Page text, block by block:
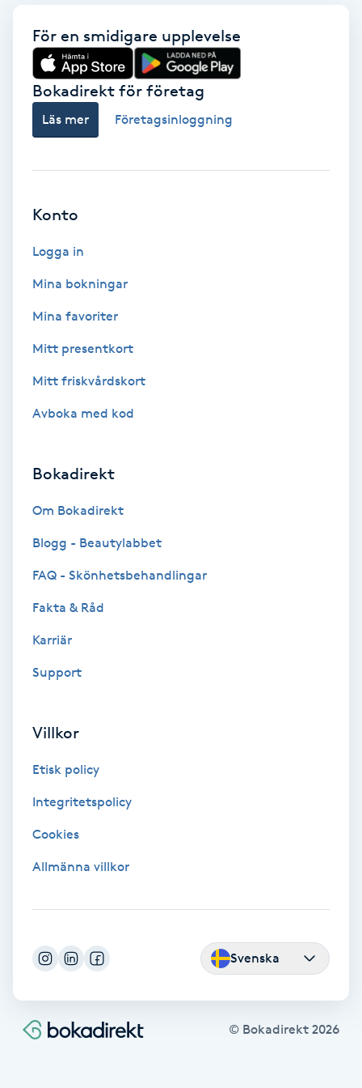
Thaimassage
Toning
Torr hårbotten
Träning
Vampyrbehandling
Veterinär
Yoga Nidra
För en smidigare upplevelse
Bokadirekt för företag
Läs mer Företagsinloggning
Konto
Logga in
Mina bokningar
Mina favoriter
Mitt presentkort
Mitt friskvårdskort
Avboka med kod
Bokadirekt
Om Bokadirekt
Blogg - Beautylabbet
FAQ - Skönhetsbehandlingar
Fakta & Råd
Karriär
Support
Villkor
Etisk policy
Integritetspolicy
Cookies
Allmänna villkor
Svenska
© Bokadirekt 2026